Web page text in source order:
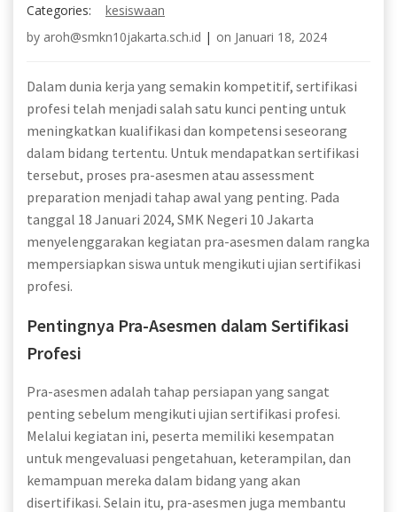
Categories:
kesiswaan
by aroh@smkn10jakarta.sch.id | on Januari 18, 2024
Dalam dunia kerja yang semakin kompetitif, sertifikasi
profesi telah menjadi salah satu kunci penting untuk
meningkatkan kualifikasi dan kompetensi seseorang
dalam bidang tertentu. Untuk mendapatkan sertifikasi
tersebut, proses pra-asesmen atau assessment
preparation menjadi tahap awal yang penting. Pada
tanggal 18 Januari 2024, SMK Negeri 10 Jakarta
menyelenggarakan kegiatan pra-asesmen dalam rangka
mempersiapkan siswa untuk mengikuti ujian sertifikasi
profesi.
Pentingnya Pra-Asesmen dalam Sertifikasi
Profesi
Pra-asesmen adalah tahap persiapan yang sangat
penting sebelum mengikuti ujian sertifikasi profesi.
Melalui kegiatan ini, peserta memiliki kesempatan
untuk mengevaluasi pengetahuan, keterampilan, dan
kemampuan mereka dalam bidang yang akan
disertifikasi. Selain itu, pra-asesmen juga membantu